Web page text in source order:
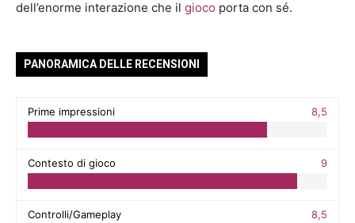
dell’enorme interazione che il gioco porta con sé.
PANORAMICA DELLE RECENSIONI
Prime impressioni 8,5
Contesto di gioco 9
Controlli/Gameplay 8,5